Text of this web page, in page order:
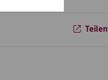
Teilen